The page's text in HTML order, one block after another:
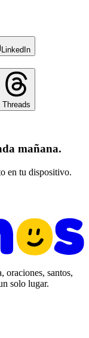
LinkedIn
Threads
mañana.
en tu dispositivo.
oraciones, santos,
solo lugar.